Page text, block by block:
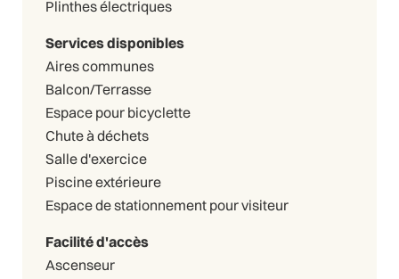
Plinthes électriques
Services disponibles
Aires communes
Balcon/Terrasse
Espace pour bicyclette
Chute à déchets
Salle d'exercice
Piscine extérieure
Espace de stationnement pour visiteur
Facilité d'accès
Ascenseur